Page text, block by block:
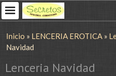
Inicio » LENCERIA EROTICA »
Navidad
Lenceria Navidad